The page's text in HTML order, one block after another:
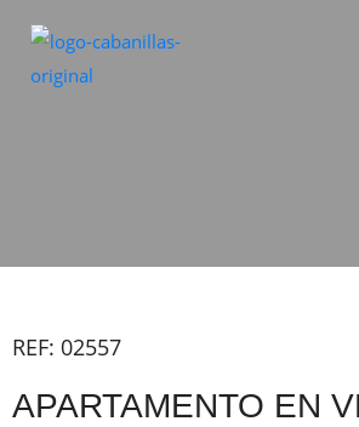
REF: 02557
APARTAMENTO EN